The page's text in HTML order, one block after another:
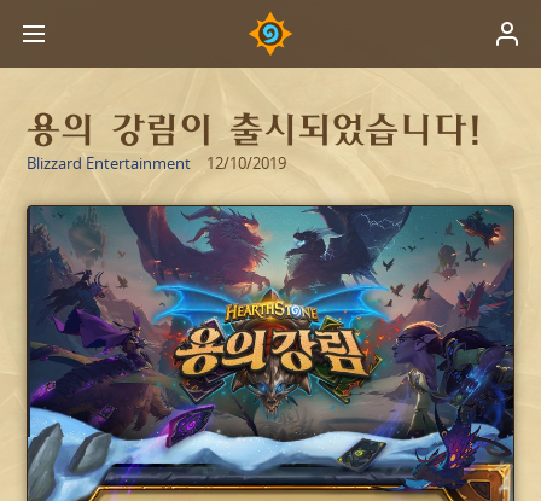
용의 강림이 출시되었습니다!
Blizzard Entertainment 12/10/2019